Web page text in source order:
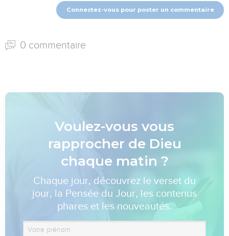
Connectez-vous pour poster un commentaire
0 commentaire
Voulez-vous vous
rapprocher de Dieu
chaque matin ?
Chaque jour, découvrez le verset du
jour, la Pensée du Jour, les contenus
phares et les nouveautés.